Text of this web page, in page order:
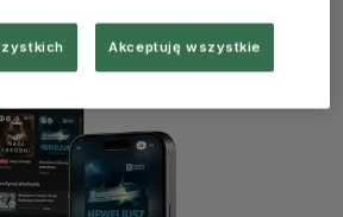
Akceptuję wszystkie